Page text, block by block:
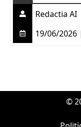
Redactia AI
19/06/2026
©